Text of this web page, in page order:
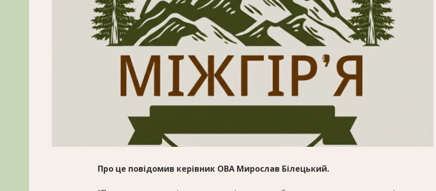
Про це повідомив керівник ОВА Мирослав Білецький.